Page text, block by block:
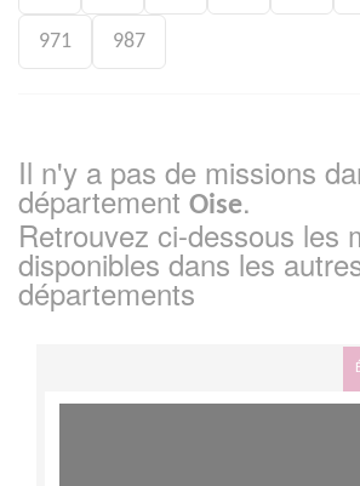
971 987
Il n'y a pas de missions
département Oise.
Retrouvez ci-dessous les
disponibles dans les
départements